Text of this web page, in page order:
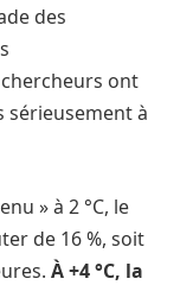
des
ont
sérieusement à
» à 2 °C, le
de 16 %, soit
À +4 °C, la